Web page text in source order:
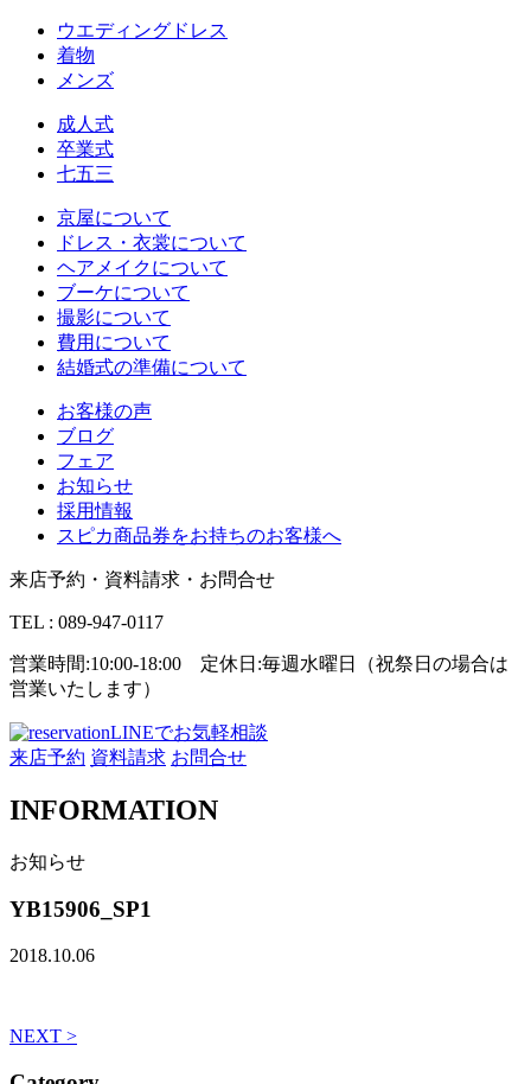
ウエディングドレス
着物
メンズ
成人式
卒業式
七五三
京屋について
ドレス・衣裳について
ヘアメイクについて
ブーケについて
撮影について
費用について
結婚式の準備について
お客様の声
ブログ
フェア
お知らせ
採用情報
スピカ商品券をお持ちのお客様へ
来店予約・資料請求・お問合せ
TEL : 089-947-0117
営業時間:10:00-18:00 定休日:毎週水曜日（祝祭日の場合は
営業いたします）
LINEでお気軽相談
来店予約 資料請求 お問合せ
INFORMATION
お知らせ
YB15906_SP1
2018.10.06
NEXT >